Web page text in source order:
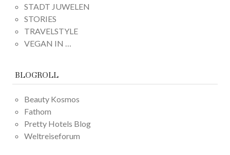
STADT JUWELEN
STORIES
TRAVELSTYLE
VEGAN IN …
BLOGROLL
Beauty Kosmos
Fathom
Pretty Hotels Blog
Weltreiseforum